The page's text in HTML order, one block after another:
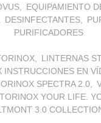
EQUIPAMIENTO
DESINFECTANTES
PURIFICADORES
LINTERNAS
INSTRUCCIONES EN
SPECTRA 2.0
YOUR LIFE.
3.0